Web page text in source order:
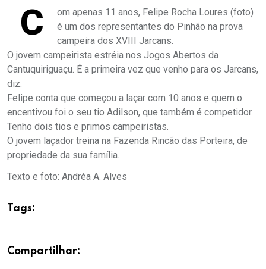
C
om apenas 11 anos, Felipe Rocha Loures (foto)
é um dos representantes do Pinhão na prova
campeira dos XVIII Jarcans.
O jovem campeirista estréia nos Jogos Abertos da
Cantuquiriguaçu. É a primeira vez que venho para os Jarcans,
diz.
Felipe conta que começou a laçar com 10 anos e quem o
encentivou foi o seu tio Adilson, que também é competidor.
Tenho dois tios e primos campeiristas.
O jovem laçador treina na Fazenda Rincão das Porteira, de
propriedade da sua família.
Texto e foto: Andréa A. Alves
Tags:
Compartilhar: